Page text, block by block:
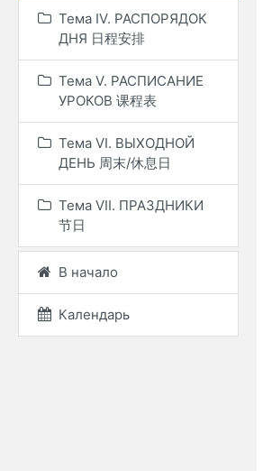
Тема IV. РАСПОРЯДОК
ДНЯ 日程安排
Тема V. РАСПИСАНИЕ
УРОКОВ 课程表
Тема VI. ВЫХОДНОЙ
ДЕНЬ 周末/休息日
Тема VII. ПРАЗДНИКИ
节日
В начало
Календарь